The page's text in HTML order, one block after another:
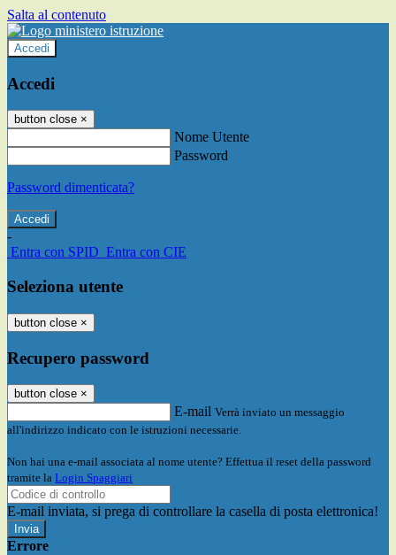
Salta al contenuto
Accedi
Accedi
button close ×
Nome Utente
Password
Password dimenticata?
-
Entra con SPID Entra con CIE
Seleziona utente
button close ×
Recupero password
button close ×
E-mail Verrà inviato un messaggio
all'indirizzo indicato con le istruzioni necessarie.
Non hai una e-mail associata al nome utente? Effettua il reset della password
tramite la Login Spaggiari
E-mail inviata, si prega di controllare la casella di posta elettronica!
Errore